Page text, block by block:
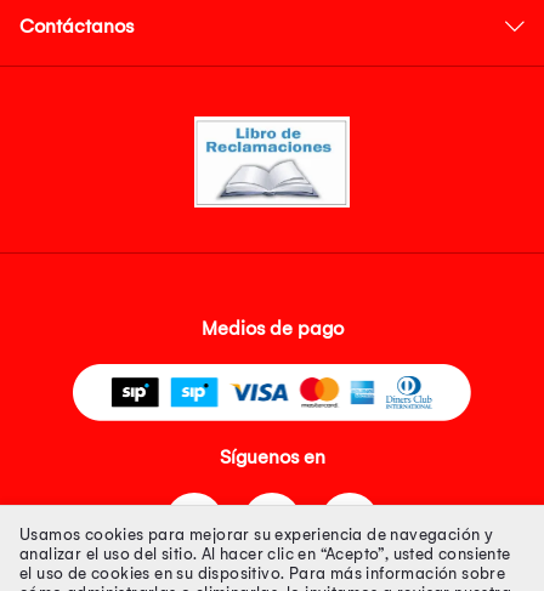
Contáctanos
Medios de pago
Síguenos en
Usamos cookies para mejorar su experiencia de navegación y
analizar el uso del sitio. Al hacer clic en “Acepto”, usted consiente
el uso de cookies en su dispositivo. Para más información sobre